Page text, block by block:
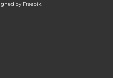
by Freepik